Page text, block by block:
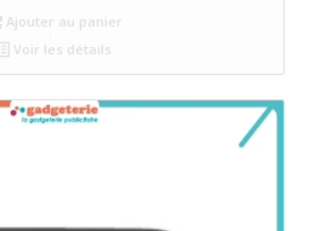
Ajouter au panier
Voir les détails